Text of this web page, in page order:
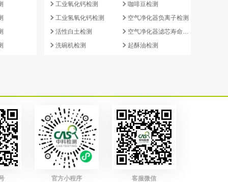
工业氧化钙检测
工业氢氧化钙检测
活性白土检测
洗碗机检测
咖啡豆检测
空气净化器负离子检测
空气净化器滤芯寿命检测
起酥油检测
官方小程序 客服微信